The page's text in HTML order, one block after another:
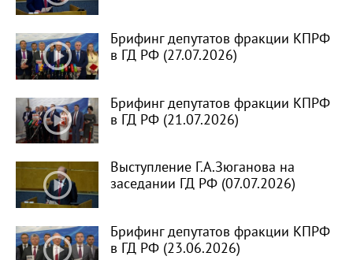
Брифинг депутатов фракции КПРФ
в ГД РФ (27.07.2026)
Брифинг депутатов фракции КПРФ
в ГД РФ (21.07.2026)
Выступление Г.А.Зюганова на
заседании ГД РФ (07.07.2026)
Брифинг депутатов фракции КПРФ
в ГД РФ (23.06.2026)